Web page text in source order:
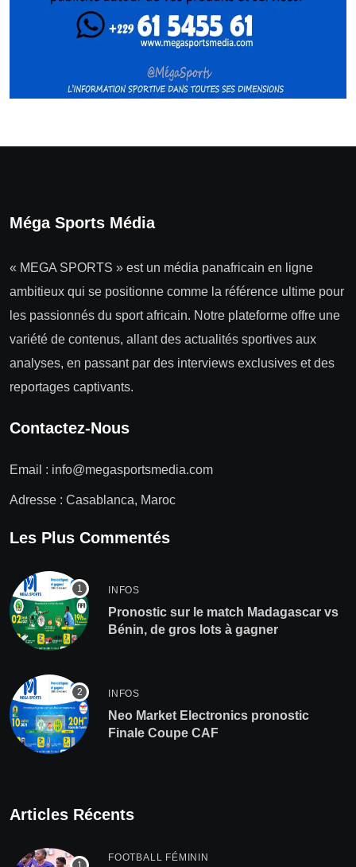
Méga Sports Média
« MEGA SPORTS » est un média panafricain en ligne
ambitieux qui se positionne comme la référence ultime pour
les passionnés du sport africain. Notre plateforme offre une
variété de contenus, allant des actualités sportives aux
analyses, en passant par des interviews exclusives et des
reportages captivants.
Contactez-Nous
Email : info@megasportsmedia.com
Adresse : Casablanca, Maroc
Les Plus Commentés
INFOS
Pronostic sur le match Madagascar vs
Bénin, de gros lots à gagner
INFOS
Neo Market Electronics pronostic
Finale Coupe CAF
Articles Récents
FOOTBALL FÉMININ